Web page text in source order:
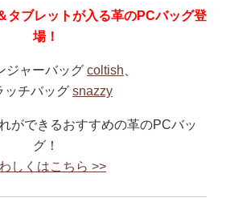
タブレットが入る革のPCバッグ登
場！
ジャーバッグ coltish
ッチバッグ snazzy
ができるおすすめの革のPCバッ
グ！
しくはこちら >>